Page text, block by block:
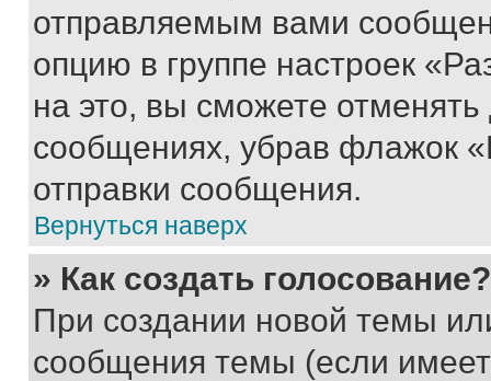
отправляемым вами
опцию в группе настроек
на это, вы сможете
сообщениях, убрав флажок
отправки сообщения.
Вернуться наверх
» Как создать голосование?
При создании новой темы
сообщения темы (если